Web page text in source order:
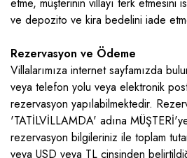
Kayaköy
Merkez
Ölüdeniz
Ovacık
Yanıklar
Kördere
Kumluova
Ordu
Ortaalan
Patara
Kaş
Köyceğiz
Marmaris
Menderes
Sapanca
Geniş Aile Villaları
Geniş Havuzlu Villalar
Havuzu Tam Korunaklı
Isıtmalı Havuzlu Villalar
Jakuzili Villalar
ve depozito ve kira bedelini iade
Rezervasyon ve Ödeme
Villalarımıza internet sayfamızda
veya telefon yolu veya elektronik
rezervasyon yapılabilmektedir.
'TATİLVİLLAMDA' adına
rezervasyon bilgileriniz ile toplam
veya USD veya TL cinsinden